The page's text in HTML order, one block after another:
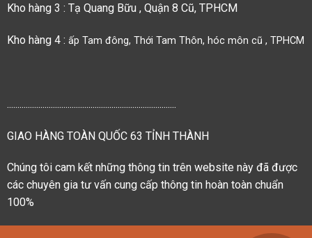
Kho hàng 3 : Tạ Quang Bữu , Quận 8 Cũ, TPHCM
Kho hàng 4 : ấp Tam đông, Thới Tam Thôn, hóc môn cũ , TPHCM
.................................................................................
GIAO HÀNG TOÀN QUỐC 63 TỈNH THÀNH
Chúng tôi cam kết những thông tin trên website này đã được
các chuyên gia tư vấn cung cấp thông tin hoàn toàn chuẩn
100%